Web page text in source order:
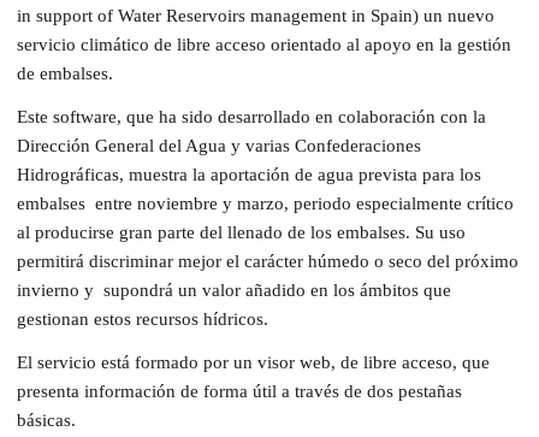
in support of Water Reservoirs management in Spain) un nuevo
servicio climático de libre acceso orientado al apoyo en la gestión
de embalses.
Este software, que ha sido desarrollado en colaboración con la
Dirección General del Agua y varias Confederaciones
Hidrográficas, muestra la aportación de agua prevista para los
embalses entre noviembre y marzo, periodo especialmente crítico
al producirse gran parte del llenado de los embalses. Su uso
permitirá discriminar mejor el carácter húmedo o seco del próximo
invierno y supondrá un valor añadido en los ámbitos que
gestionan estos recursos hídricos.
El servicio está formado por un visor web, de libre acceso, que
presenta información de forma útil a través de dos pestañas
básicas.